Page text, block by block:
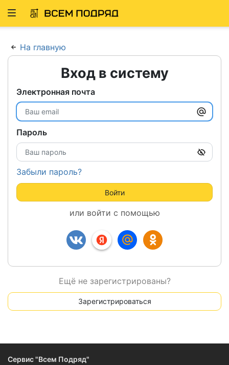
Развернуть
На главную
Вход в систему
Электронная почта
Пароль
Забыли пароль?
Войти
или войти с помощью
Ещё не зарегистрированы?
Зарегистрироваться
Сервис "Всем Подряд"